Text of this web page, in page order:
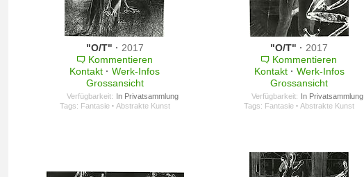
"O/T" · 2017
Kommentieren
Kontakt · Werk-Infos
Grossansicht
Verfügbarkeit: In Privatsammlung
Tags: Fantasie · Abstrakte Kunst
"O/T" · 2017
Kommentieren
Kontakt · Werk-Infos
Grossansicht
Verfügbarkeit: In Privatsammlung
Tags: Fantasie · Abstrakte Kunst